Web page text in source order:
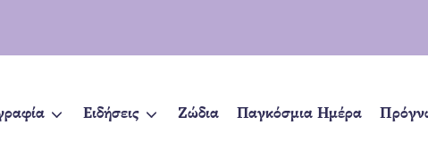
Ειδήσεις Ζώδια Παγκόσμια Ημέρα